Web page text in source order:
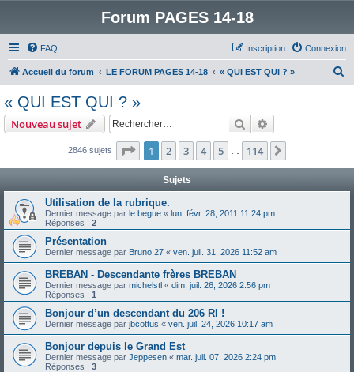
Forum PAGES 14-18
FAQ Connexion
Inscription
Accueil du forum LE FORUM PAGES 14-18 « QUI EST QUI ? »
« QUI EST QUI ? »
Nouveau sujet Rechercher
2846 sujets Page 1sur114
1 2 3 4 5 114
Sujets
Utilisation de la rubrique.
Dernier message par le begue « lun. févr. 28, 2011 11:24 pm
Réponses : 2
Présentation
Dernier message par Bruno 27 « ven. juil. 31, 2026 11:52 am
BREBAN - Descendante frères BREBAN
Dernier message par michelstl « dim. juil. 26, 2026 2:56 pm
Réponses : 1
Bonjour d’un descendant du 206 RI !
Dernier message par jbcottus « ven. juil. 24, 2026 10:17 am
Bonjour depuis le Grand Est
Dernier message par Jeppesen « mar. juil. 07, 2026 2:24 pm
Réponses : 3